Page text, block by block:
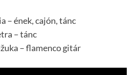
– ének, cajón, tánc
– tánc
– flamenco gitár